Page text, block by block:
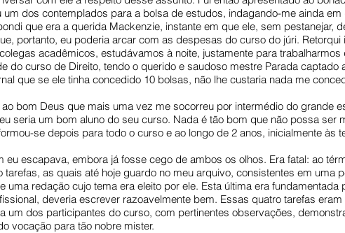
dos contemplados para a bolsa de estudos, indagando-me ainda em
que era a querida Mackenzie, instante em que ele, sem pestanejar,
portanto, eu poderia arcar com as despesas do curso do júri. Retorqui
acadêmicos, estudávamos à noite, justamente para trabalharmos
do curso de Direito, tendo o querido e saudoso mestre Parada captado
que se ele tinha concedido 10 bolsas, não lhe custaria nada me
bom Deus que mais uma vez me socorreu por intermédio do grande
seria um bom aluno do seu curso. Nada é tão bom que não possa ser
se depois para todo o curso e ao longo de 2 anos, inicialmente às
escapava, embora já fosse cego de ambos os olhos. Era fatal: ao
as quais até hoje guardo no meu arquivo, consistentes em uma
redação cujo tema era eleito por ele. Esta última era fundamentada
deveria escrever razoavelmente bem. Essas quatro tarefas eram
um dos participantes do curso, com pertinentes observações,
vocação para tão nobre mister.